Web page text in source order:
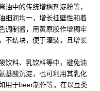
油中的传统增稠剂淀粉等，
细润均一，增长挂壁性和着
调制酱，用黄原胶作增稠牢
不结块，便于灌装，且增长
料、乳饮料等中，避免油
基酸沉淀，也可利用其乳化
用于beer制作等。在以豆类